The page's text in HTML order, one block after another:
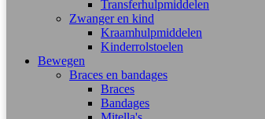
Transferhulpmiddelen
Zwanger en kind
Kraamhulpmiddelen
Kinderrolstoelen
Bewegen
Braces en bandages
Braces
Bandages